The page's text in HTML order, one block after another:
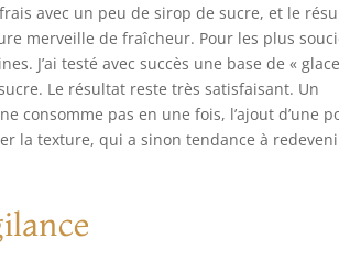
avec un peu de sirop de sucre, et le
merveille de fraîcheur. Pour les plus
J’ai testé avec succès une base de «
Le résultat reste très satisfaisant. Un
consomme pas en une fois, l’ajout d’une
la texture, qui a sinon tendance à